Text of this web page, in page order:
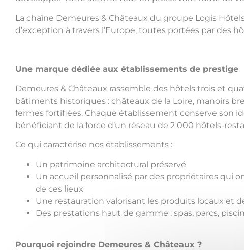
La chaîne Demeures & Châteaux du groupe Logis
d’exception à travers l’Europe, toutes portées par des
Une marque dédiée aux établissements de prestige
Demeures & Châteaux rassemble des hôtels trois et
bâtiments historiques : châteaux de la Loire, manoirs
fermes fortifiées. Chaque établissement conserve son
bénéficiant de la force d’un réseau de 2 000 hôtels-
Ce qui caractérise nos établissements :
Un patrimoine architectural préservé
Un accueil personnalisé par des propriétaires qui
de ces lieux
Une restauration valorisant les produits locaux et
Des prestations haut de gamme : spas, parcs,
Pourquoi rejoindre Demeures & Châteaux ?